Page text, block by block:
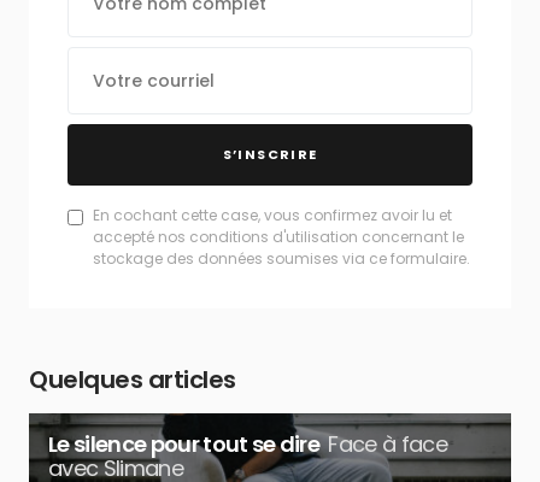
S’INSCRIRE
En cochant cette case, vous confirmez avoir lu et
accepté nos conditions d'utilisation concernant le
stockage des données soumises via ce formulaire.
Quelques articles
Le silence pour tout se dire Face à face
avec Slimane